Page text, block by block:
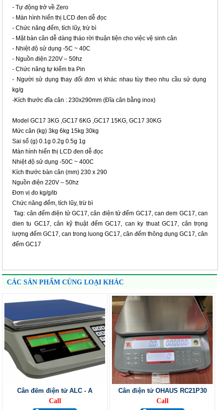
- Tự động trở về Zero
- Màn hình hiển thị LCD đen dễ đọc
- Chức năng đếm, tích lũy, trừ bì
- Mặt bàn cân dễ dàng tháo rời thuận tiện cho việc vệ sinh cân
- Nhiệt độ sử dụng -5C ~ 40C
- Nguồn điện 220V – 50hz
- Chức năng tự kiểm tra Pin
- Người sử dụng thay đổi đơn vị khác nhau tùy theo nhu cầu sử dụng
kg/g
-Kích thước đĩa cân : 230x290mm (Đĩa cân bằng inox)
Model GC17 3KG ,GC17 6KG ,GC17 15KG, GC17 30KG
Mức cân (kg) 3kg 6kg 15kg 30kg
Sai số (g) 0.1g 0.2g 0.5g 1g
Màn hình hiển thị LCD đen dễ đọc
Nhiệt độ sử dụng -50C ~ 400C
Kích thước bàn cân (mm) 230 x 290
Nguồn điện 220V – 50hz
Đơn vị đo kg/g/ib
Chức năng đếm, tích lũy, trừ bì
Tag: cân đếm điện tử GC17, cân điện tử đếm GC17, can dem GC17, can
dien tu GC17, cân kỹ thuật đếm GC17, can ky thuat GC17, cân trọng
lượng đếm GC17, can trong luong GC17, cân đếm thông dụng GC17, cân
đếm GC17
CÁC SẢN PHẨM CÙNG LOẠI KHÁC
Cân đếm điện tử ALC - A
Call
Cân điện tử OHAUS RC21P30
Call